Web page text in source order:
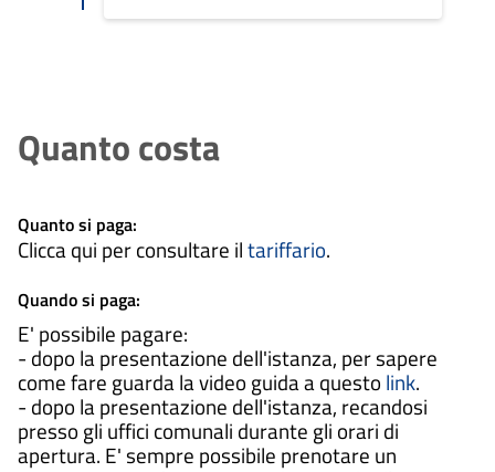
Quanto costa
Quanto si paga:
Clicca qui per consultare iltariffario.
Quando si paga:
E' possibile pagare:
- dopo la presentazione dell'istanza, per sapere
come fare guarda la video guida a questo link.
- dopo la presentazione dell'istanza, recandosi
presso gli uffici comunali durante gli orari di
apertura. E' sempre possibile prenotare un